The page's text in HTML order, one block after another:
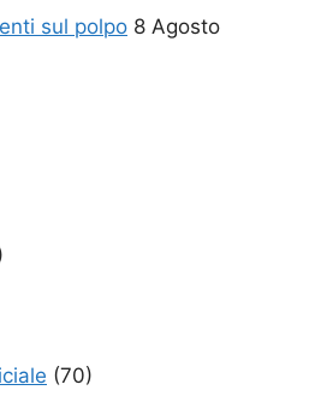
sul polpo 8 Agosto
(70)